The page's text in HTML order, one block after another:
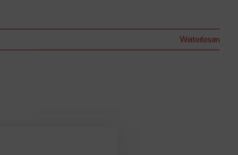
Weiterlesen